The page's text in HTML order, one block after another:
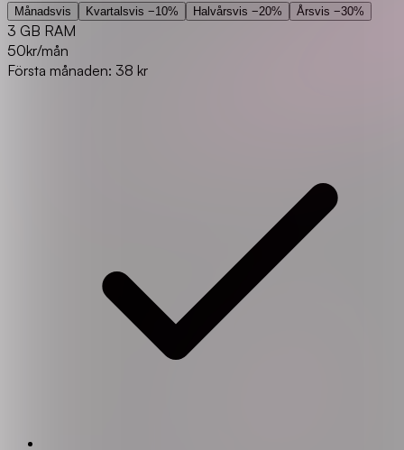
Månadsvis Kvartalsvis −10% Halvårsvis −20% Årsvis −30%
3 GB RAM
50kr/mån
Första månaden: 38 kr